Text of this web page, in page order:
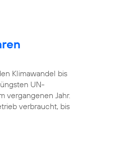
Klimawandel bis
UN-
vergangenen Jahr.
verbraucht, bis